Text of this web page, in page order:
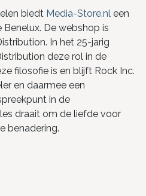
biedt Media-Store.nl een
De webshop is
In het 25-jarig
deze rol in de
filosofie is en blijft Rock Inc.
en daarmee een
in de
draait om de liefde voor
benadering.